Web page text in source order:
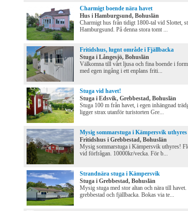
Charmigt boende nära havet
Hus i Hamburgsund, Bohuslän
Charmigt hus från tidigt 1800-tal vid Slottet,
Hamburgsund. På denna stora tomt ...
Fritidshus, lugnt område i Fjällbacka
Stuga i Långesjö, Bohuslän
Välkomna till vårt ljusa och fina boende i
med egen ingång i ett enplans friti...
Stuga vid havet!
Stuga i Edsvik, Grebbestad, Bohuslän
Stuga 100 m från havet, i egen inhängnad
ligger strax utanför turistorten Gre...
Mysig sommarstuga i Kämpersvik uthyres
Fritidshus i Grebbestad, Bohuslän
Mysig sommarstuga i Kämpersvik uthyres!
vid förfrågan. 10000kr/vecka. För b...
Strandnära stuga i Kämpersvik
Stuga i Grebbestad, Bohuslän
Mysig stuga med stor altan och nära till
grebbestad och fjällbacka. Bokas via te...